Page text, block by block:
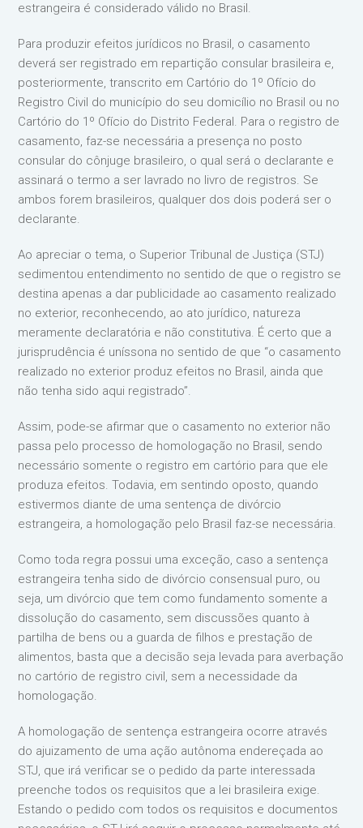
estrangeira é considerado válido no Brasil.
Para produzir efeitos jurídicos no Brasil, o casamento
deverá ser registrado em repartição consular brasileira e,
posteriormente, transcrito em Cartório do 1º Ofício do
Registro Civil do município do seu domicílio no Brasil ou no
Cartório do 1º Ofício do Distrito Federal. Para o registro de
casamento, faz-se necessária a presença no posto
consular do cônjuge brasileiro, o qual será o declarante e
assinará o termo a ser lavrado no livro de registros. Se
ambos forem brasileiros, qualquer dos dois poderá ser o
declarante.
Ao apreciar o tema, o Superior Tribunal de Justiça (STJ)
sedimentou entendimento no sentido de que o registro se
destina apenas a dar publicidade ao casamento realizado
no exterior, reconhecendo, ao ato jurídico, natureza
meramente declaratória e não constitutiva. É certo que a
jurisprudência é uníssona no sentido de que “o casamento
realizado no exterior produz efeitos no Brasil, ainda que
não tenha sido aqui registrado”.
Assim, pode-se afirmar que o casamento no exterior não
passa pelo processo de homologação no Brasil, sendo
necessário somente o registro em cartório para que ele
produza efeitos. Todavia, em sentindo oposto, quando
estivermos diante de uma sentença de divórcio
estrangeira, a homologação pelo Brasil faz-se necessária.
Como toda regra possui uma exceção, caso a sentença
estrangeira tenha sido de divórcio consensual puro, ou
seja, um divórcio que tem como fundamento somente a
dissolução do casamento, sem discussões quanto à
partilha de bens ou a guarda de filhos e prestação de
alimentos, basta que a decisão seja levada para averbação
no cartório de registro civil, sem a necessidade da
homologação.
A homologação de sentença estrangeira ocorre através
do ajuizamento de uma ação autônoma endereçada ao
STJ, que irá verificar se o pedido da parte interessada
preenche todos os requisitos que a lei brasileira exige.
Estando o pedido com todos os requisitos e documentos